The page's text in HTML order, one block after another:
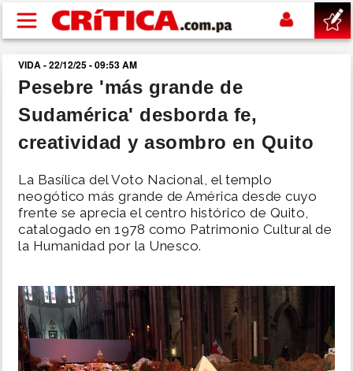
Pasar al contenido principal
buscar
SUCESOS
POLÍTICA
SHOW
DEPORTES
MUNDO
VIDA - 22/12/25 - 09:53 AM
Pesebre 'más grande de
Sudamérica' desborda fe,
creatividad y asombro en Quito
La Basílica del Voto Nacional, el templo
neogótico más grande de América desde cuyo
frente se aprecia el centro histórico de Quito,
catalogado en 1978 como Patrimonio Cultural de
la Humanidad por la Unesco.